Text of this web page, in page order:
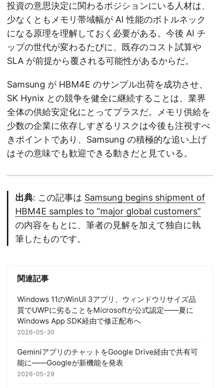
投資の意思決定に関わるポジションにいる人材は、
少なくともメモリ帯域幅が AI 性能のボトルネック
になる原理を理解しておく必要がある。今後 AI チ
ップの世代が変わるたびに、既存のコスト試算や
SLA が前提から覆される可能性があるからだ。
Samsung が HBM4E のサンプル出荷を成功させ、
SK Hynix との競争を健全に継続することは、業界
全体の供給安定化にとってプラスだ。メモリ供給を
少数の企業に依存しすぎるリスクは今後も注視すべ
きポイントであり、Samsung の積極的な追い上げ
はその意味でも歓迎できる動きだと見ている。
出典: この記事は Samsung begins shipment of
HBM4E samples to “major global customers”
の内容をもとに、筆者の見解を加えて独自に執
筆したものです。
関連記事
Windows 11のWinUI 3アプリ、ウィンドウリサイズ品
質でUWPに劣ることをMicrosoftが公式認定——夏に
Windows App SDK経由で修正配布へ
2026-05-30
GeminiアプリのチャットをGoogle Drive経由で共有可
能に——Googleが新機能を発表
2026-05-29